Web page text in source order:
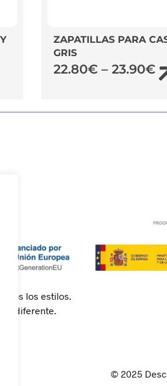
ZAPATILLAS PARA
GRIS
22.80€ – 23.90€
los estilos.
diferente.
© 2025